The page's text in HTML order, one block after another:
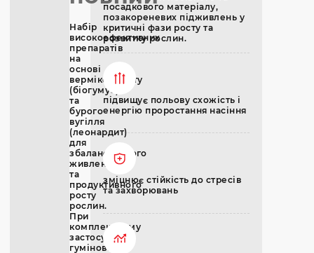
Набір
високоефективних
препаратів
на
основі
вермікомпосту
(біогумус)
та
бурого
вугілля
(леонардит)
для
збалансованого
живлення
та
продуктивного
росту
рослин.
При
комплексному
застосуванні
гумінові
посадкового матеріалу,
позакореневих підживлень у
критичні фази росту та
розвитку рослин.
підвищує польову схожість і
енергію проростання насіння
зміцнює стійкість до стресів
та захворювань